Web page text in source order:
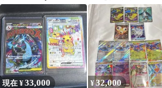
現在 ¥33,000 ¥32,000